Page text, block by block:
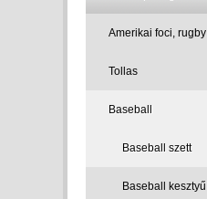
Amerikai foci, rugby
Tollas
Baseball
Baseball szett
Baseball kesztyű